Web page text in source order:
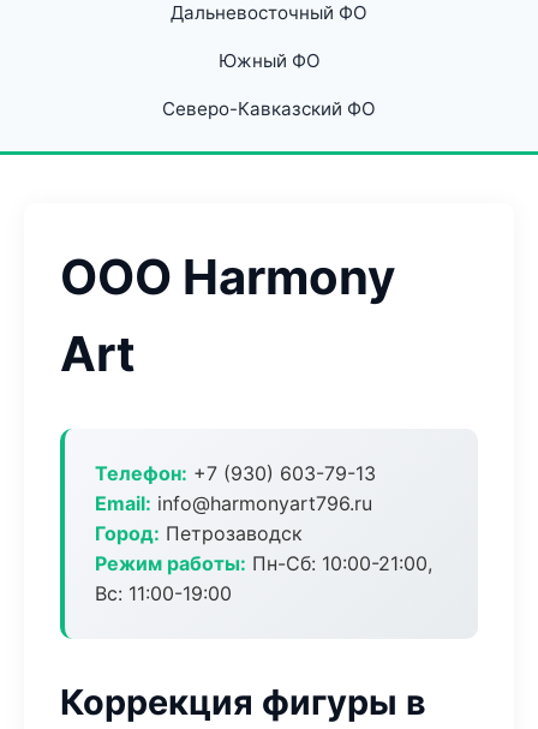
Дальневосточный ФО
Южный ФО
Северо-Кавказский ФО
ООО Harmony
Art
Телефон: +7 (930) 603-79-13
Email: info@harmonyart796.ru
Город: Петрозаводск
Режим работы: Пн-Сб: 10:00-21:00,
Вс: 11:00-19:00
Коррекция фигуры в